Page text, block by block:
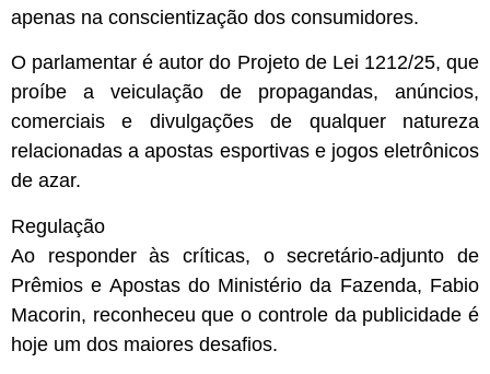
apenas na conscientização dos consumidores.
O parlamentar é autor do Projeto de Lei 1212/25, que
proíbe a veiculação de propagandas, anúncios,
comerciais e divulgações de qualquer natureza
relacionadas a apostas esportivas e jogos eletrônicos
de azar.
Regulação
Ao responder às críticas, o secretário-adjunto de
Prêmios e Apostas do Ministério da Fazenda, Fabio
Macorin, reconheceu que o controle da publicidade é
hoje um dos maiores desafios.